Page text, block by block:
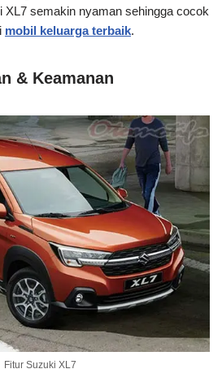
XL7 semakin nyaman sehingga cocok
mobil keluarga terbaik.
& Keamanan
Fitur Suzuki XL7